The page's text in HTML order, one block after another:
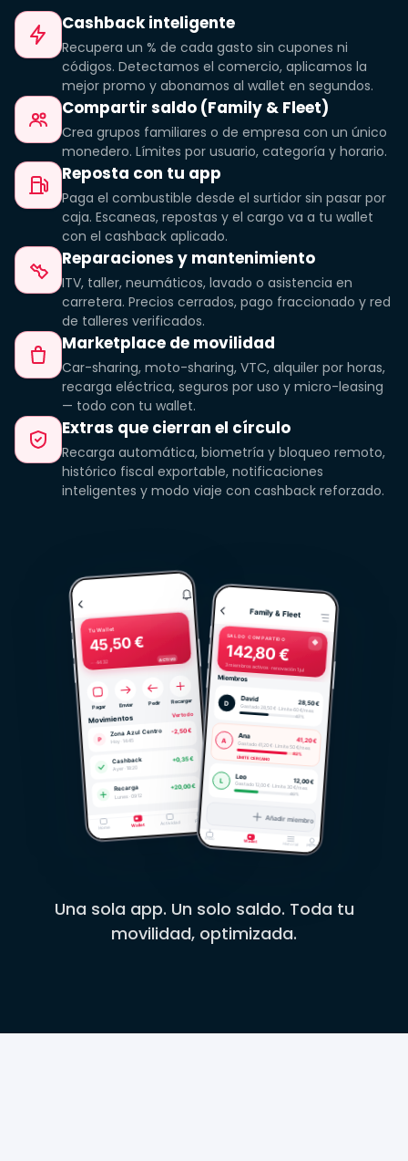
Cashback inteligente
Recupera un % de cada gasto sin cupones ni
códigos. Detectamos el comercio, aplicamos la
mejor promo y abonamos al wallet en segundos.
Compartir saldo (Family & Fleet)
Crea grupos familiares o de empresa con un único
monedero. Límites por usuario, categoría y horario.
Reposta con tu app
Paga el combustible desde el surtidor sin pasar por
caja. Escaneas, repostas y el cargo va a tu wallet
con el cashback aplicado.
Reparaciones y mantenimiento
ITV, taller, neumáticos, lavado o asistencia en
carretera. Precios cerrados, pago fraccionado y red
de talleres verificados.
Marketplace de movilidad
Car-sharing, moto-sharing, VTC, alquiler por horas,
recarga eléctrica, seguros por uso y micro-leasing
— todo con tu wallet.
Extras que cierran el círculo
Recarga automática, biometría y bloqueo remoto,
histórico fiscal exportable, notificaciones
inteligentes y modo viaje con cashback reforzado.
Una sola app. Un solo saldo. Toda tu
movilidad, optimizada.